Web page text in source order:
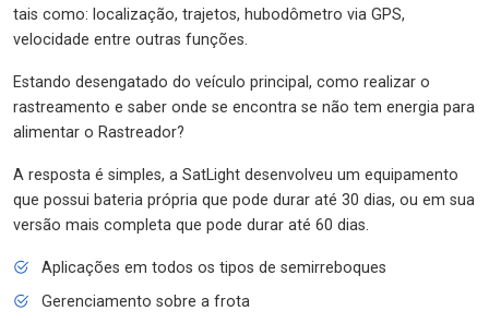
tais como: localização, trajetos, hubodômetro via GPS,
velocidade entre outras funções.
Estando desengatado do veículo principal, como realizar o
rastreamento e saber onde se encontra se não tem energia para
alimentar o Rastreador?
A resposta é simples, a SatLight desenvolveu um equipamento
que possui bateria própria que pode durar até 30 dias, ou em sua
versão mais completa que pode durar até 60 dias.
Aplicações em todos os tipos de semirreboques
Gerenciamento sobre a frota